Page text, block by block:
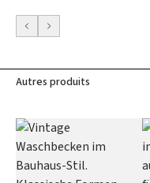
Autres produits